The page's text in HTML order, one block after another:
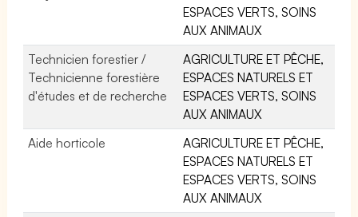
ESPACES VERTS, SOINS
AUX ANIMAUX
Technicien forestier /
Technicienne forestière
d'études et de recherche
AGRICULTURE ET PÊCHE,
ESPACES NATURELS ET
ESPACES VERTS, SOINS
AUX ANIMAUX
Aide horticole
AGRICULTURE ET PÊCHE,
ESPACES NATURELS ET
ESPACES VERTS, SOINS
AUX ANIMAUX